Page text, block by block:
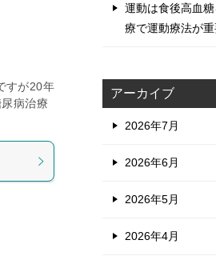
すが20年
病治療
運動は食後高血
療で運動療法が
アーカイブ
2026年7月
2026年6月
2026年5月
2026年4月